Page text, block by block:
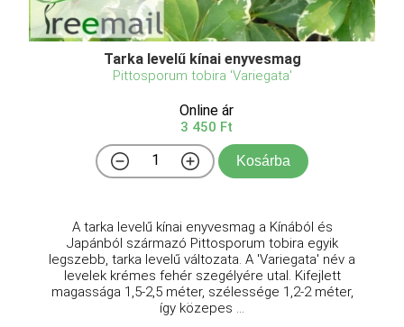
Tarka levelű kínai enyvesmag
Pittosporum tobira 'Variegata'
Online ár
3 450 Ft
Kosárba
A tarka levelű kínai enyvesmag a Kínából és
Japánból származó Pittosporum tobira egyik
legszebb, tarka levelű változata. A 'Variegata' név a
levelek krémes fehér szegélyére utal. Kifejlett
magassága 1,5-2,5 méter, szélessége 1,2-2 méter,
így közepes ...